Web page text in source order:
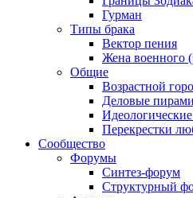
Гурман
Типы брака
Вектор пения
Жена военного
Общие
Возрастной
Деловые
Перекрестки
Сообщество
Форумы
Синтез-форум
Структурный